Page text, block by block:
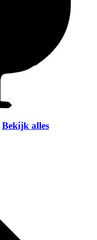
Bekijk alles